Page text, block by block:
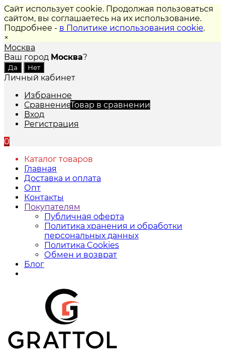
Сайт использует cookie. Продолжая пользоваться
сайтом, вы соглашаетесь на их использование.
Подробнее - в Политике использования cookie.
×
Москва
Ваш город Москва?
Личный кабинет
Избранное
СравнениеТовар в сравнении
Вход
Регистрация
0
Каталог товаров
Главная
Доставка и оплата
Опт
Контакты
Покупателям
Публичная оферта
Политика хранения и обработки
персональных данных
Политика Cookies
Обмен и возврат
Блог